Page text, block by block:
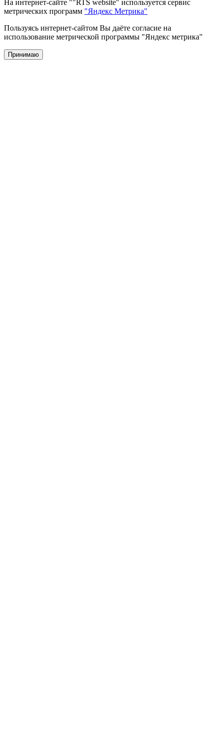
На интернет-сайте ""RTS website" используется сервис
метрических программ "Яндекс Метрика"
Пользуясь интернет-сайтом Вы даёте согласие на
использование метрической программы "Яндекс метрика"
Принимаю